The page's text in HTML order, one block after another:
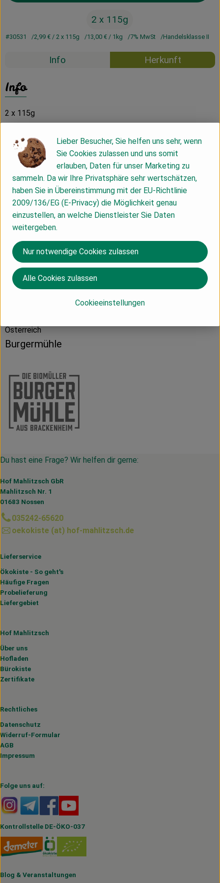
2 x 115g
#30531 2,99 €/ 2 x 115g 13,00 €/ 1kg 7% MwSt Handelsklasse II
Info Herkunft
Info
2 x 115g
Produktinformationen
Zutaten
Nährwert-Info
Produktdatenblatt
Österreich
Burgermühle
Du hast eine Frage? Wir helfen dir gerne:
Hof Mahlitzsch GbR
Mahlitzsch Nr. 1
01683 Nossen
035242-65620
oekokiste (at) hof-mahlitzsch.de
Lieferservice
Ökokiste - So geht's
Häufige Fragen
Probelieferung
Liefergebiet
Hof Mahlitzsch
Über uns
Hofladen
Bürokiste
Zertifikate
Rechtliches
Datenschutz
Widerruf-Formular
AGB
Impressum
Folge uns auf:
Externer Link zu https://www.instagram.com/
Externer Link zu https://t.me/s/hofmahlitzsch
Externer Link zu https://www.facebook.com/
Kontrollstelle DE-ÖKO-037
Blog & Veranstaltungen
Lieber Besucher, Sie helfen uns sehr, wenn
Sie Cookies zulassen und uns somit
erlauben, Daten für unser Marketing zu
sammeln. Da wir Ihre Privatsphäre sehr wertschätzen,
haben Sie in Übereinstimmung mit der EU-Richtlinie
2009/136/EG (E-Privacy) die Möglichkeit genau
einzustellen, an welche Dienstleister Sie Daten
weitergeben.
Cookieeinstellungen
Nur notwendige Cookies zulassen
Alle Cookies zulassen